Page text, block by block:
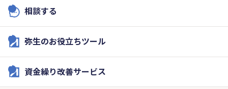
相談する
弥生のお役立ちツール
資金繰り改善サービス